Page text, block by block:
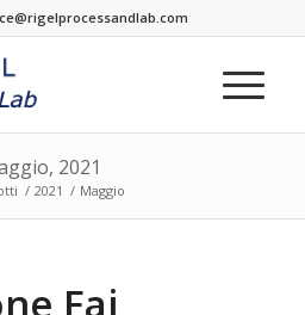
2021
/ 2021 / Maggio
Fai